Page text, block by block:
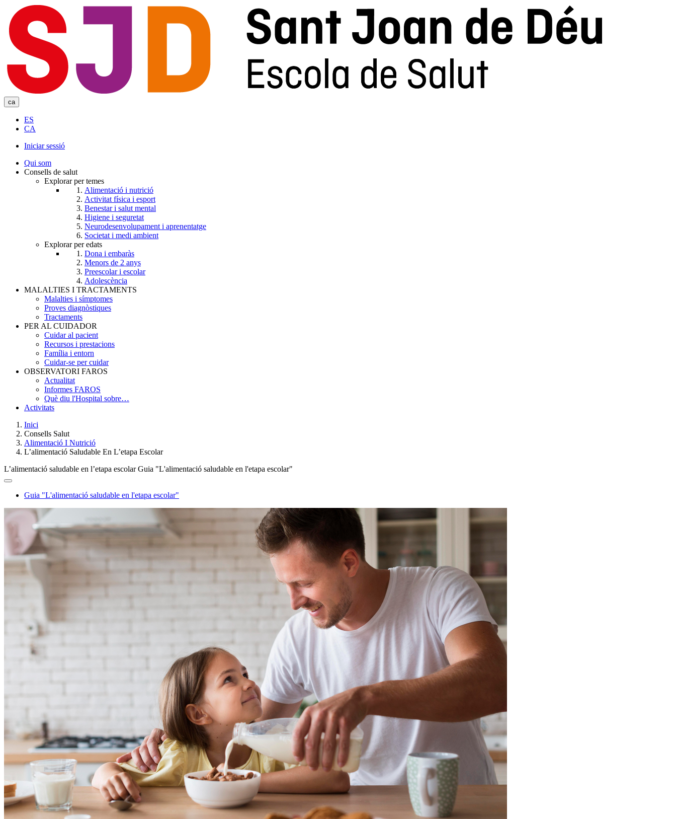
main
content
ca
ES
CA
User
account
Iniciar sessió
Qui som
Consells de salut
Explorar per temes
Alimentació i nutrició
Activitat física i esport
Benestar i salut mental
Higiene i seguretat
Neurodesenvolupament i aprenentatge
Societat i medi ambient
Explorar per edats
Dona i embaràs
Menors de 2 anys
Preescolar i escolar
Adolescència
MALALTIES I TRACTAMENTS
Malalties i símptomes
Proves diagnòstiques
Tractaments
PER AL CUIDADOR
Cuidar al pacient
Recursos i prestacions
Família i entorn
Cuidar-se per cuidar
OBSERVATORI FAROS
Actualitat
Informes FAROS
Què diu l'Hospital sobre…
Activitats
Breadcrumb
Inici
Consells Salut
Alimentació I Nutrició
L’alimentació Saludable En L’etapa Escolar
L’alimentació saludable en l’etapa escolar Guia "L'alimentació saludable en l'etapa escolar"
Guia "L'alimentació saludable en l'etapa escolar"